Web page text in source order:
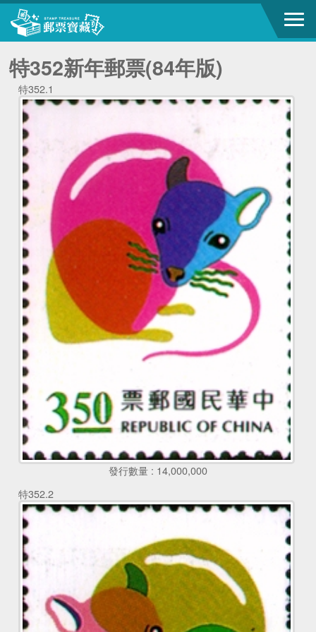
特352新年郵票(84年版)
特352.1
發行數量 : 14,000,000
特352.2